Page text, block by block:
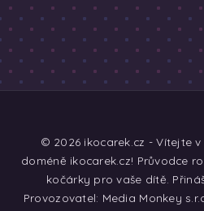
© 2026 ikocarek.cz - Vítejte
doméně ikocarek.cz! Průvodce
kočárky pro vaše dítě.
Provozovatel: Media Monkey